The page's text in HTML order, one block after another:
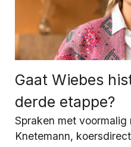
Gaat Wiebes
derde etappe?
Spraken met voormalig
Knetemann,